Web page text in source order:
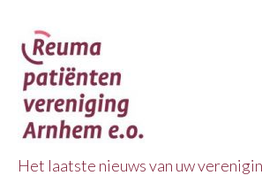
Het laatste nieuws van uw